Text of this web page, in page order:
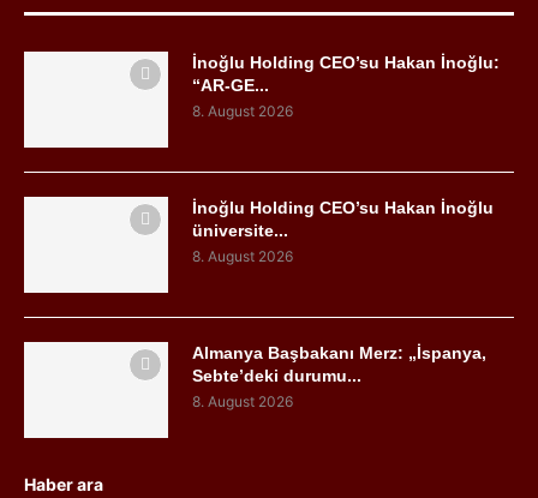
İnoğlu Holding CEO’su Hakan İnoğlu:
“AR-GE...
8. August 2026
İnoğlu Holding CEO’su Hakan İnoğlu
üniversite...
8. August 2026
Almanya Başbakanı Merz: „İspanya,
Sebte’deki durumu...
8. August 2026
Haber ara